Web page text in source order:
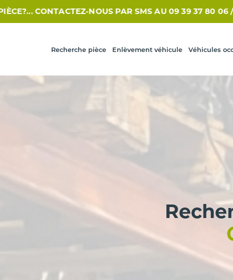
NOUS PAR SMS AU 09 39 37 80 06 /// /
Recherche pièce Enlèvement véhicule Véhicules